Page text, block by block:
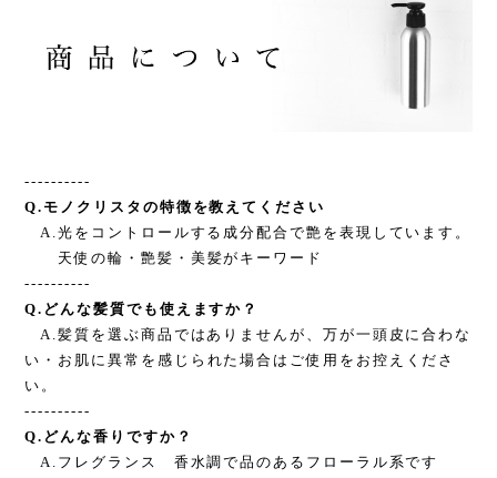
----------
Q.モノクリスタの特徴を教えてください
A.光をコントロールする成分配合で艶を表現しています。
天使の輪・艶髪・美髪がキーワード
----------
Q.どんな髪質でも使えますか？
A.髪質を選ぶ商品ではありませんが、万が一頭皮に合わな
い・お肌に異常を感じられた場合はご使用をお控えくださ
い。
----------
Q.どんな香りですか？
A.フレグランス 香水調で品のあるフローラル系です